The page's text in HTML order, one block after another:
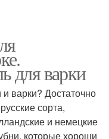
для варки
варки? Достаточно
сорта,
и немецкие
которые хороши